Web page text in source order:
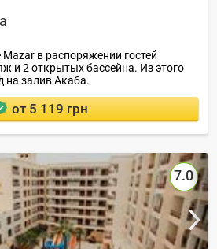
в распоряжении гостей
и 2 открытых бассейна. Из этого
на залив Акаба.
от 5 119 грн
7.0